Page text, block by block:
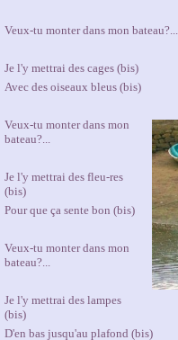
Veux-tu monter dans mon bateau?...
Je l'y mettrai des cages (bis)
Avec des oiseaux bleus (bis)
Veux-tu monter dans mon
bateau?...
Je l'y mettrai des fleu-res
(bis)
Pour que ça sente bon (bis)
Veux-tu monter dans mon
bateau?...
Je l'y mettrai des lampes
(bis)
D'en bas jusqu'au plafond (bis)